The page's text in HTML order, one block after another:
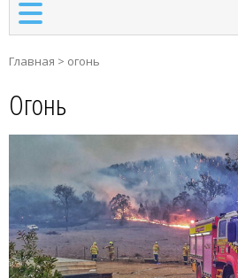
Главная > огонь
Огонь